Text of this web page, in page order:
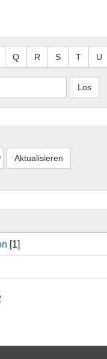
Q R S T U
[1]